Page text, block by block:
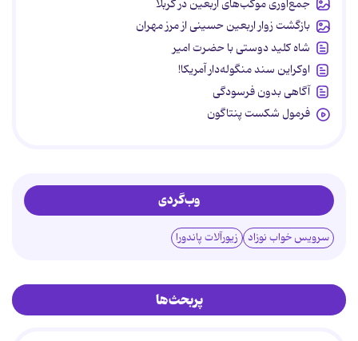
جمع‌آوری موکب‌های اربعین در کربلا
بازگشت زوار اربعین حسینی از مرز مهران
شاه کلید دوستی با حضرت امیر
اوکراین سند منگوله‌دار آمریکا!
آگاهی بدون فرسودگی
فرمول شکست پنتاگون
وب‌گردی
سرویس خواب نوزاد زیورآلات پاندورا
پربحث‌ها